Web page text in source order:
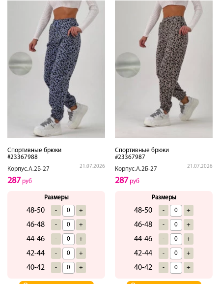
Спортивные брюки
#23367988
Корпус.А.2Б-27
21.07.2026
287 руб
Размеры
48-50 - +
46-48 - +
44-46 - +
42-44 - +
40-42 - +
Спортивные брюки
#23367987
Корпус.А.2Б-27
21.07.2026
287 руб
Размеры
48-50 - +
46-48 - +
44-46 - +
42-44 - +
40-42 - +